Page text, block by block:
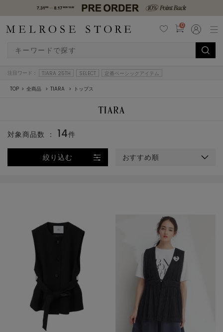
0
注目ワード： TIARA 25TH SELECT 定番ベーシックアイテム
TOP 全商品 TIARA トップス
絞り込む おすすめ順
対象商品数 ： 14件